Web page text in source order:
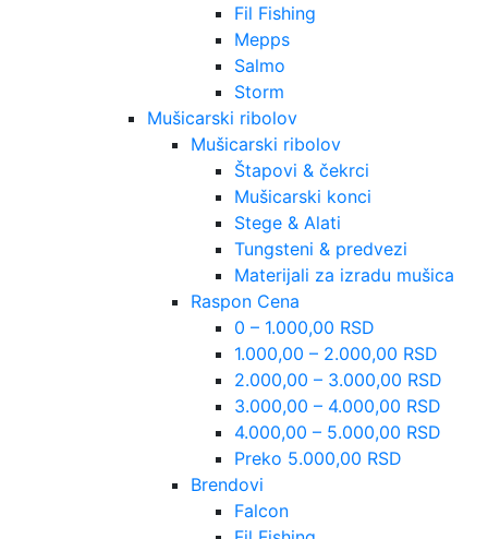
Fil Fishing
Mepps
Salmo
Storm
Mušicarski ribolov
Mušicarski ribolov
Štapovi & čekrci
Mušicarski konci
Stege & Alati
Tungsteni & predvezi
Materijali za izradu mušica
Raspon Cena
0 – 1.000,00 RSD
1.000,00 – 2.000,00 RSD
2.000,00 – 3.000,00 RSD
3.000,00 – 4.000,00 RSD
4.000,00 – 5.000,00 RSD
Preko 5.000,00 RSD
Brendovi
Falcon